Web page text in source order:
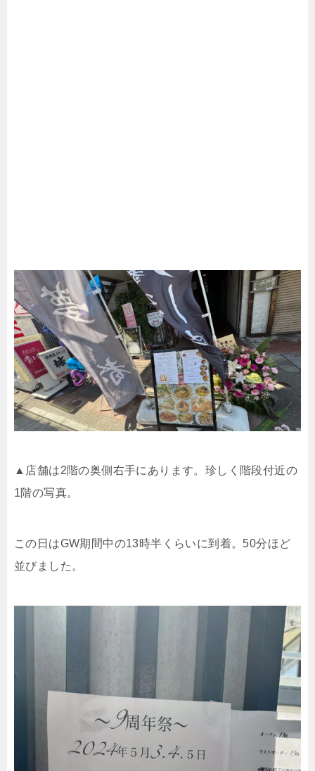
▲店舗は2階の奥側右手にあります。珍しく階段付近の
1階の写真。
この日はGW期間中の13時半くらいに到着。 50分ほど
並びました。